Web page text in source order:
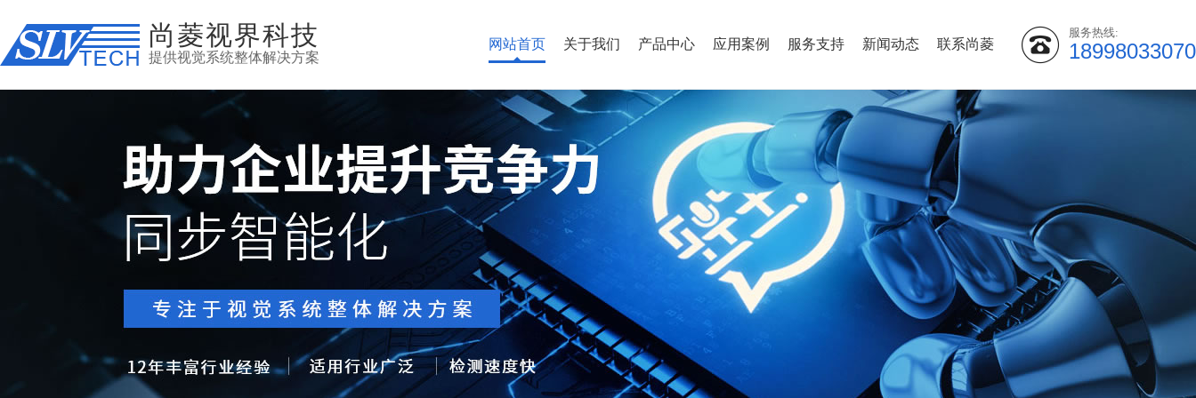
尚菱视界科技
提供视觉系统整体解决方案
网站首页 关于我们 产品中心 应用案例 服务支持 新闻动态 联系尚菱
服务热线:
18998033070